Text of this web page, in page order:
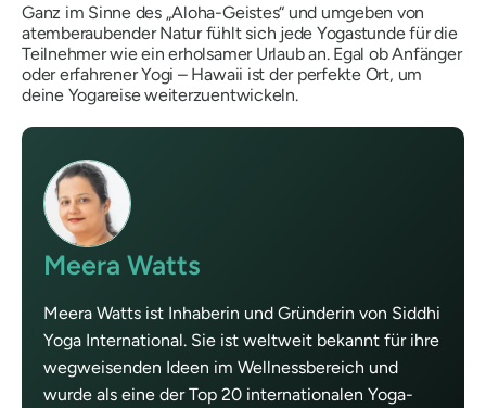
Ganz im Sinne des „Aloha-Geistes“ und umgeben von
atemberaubender Natur fühlt sich jede Yogastunde für die
Teilnehmer wie ein erholsamer Urlaub an. Egal ob Anfänger
oder erfahrener Yogi – Hawaii ist der perfekte Ort, um
deine Yogareise weiterzuentwickeln.
Meera Watts
Meera Watts ist Inhaberin und Gründerin von Siddhi
Yoga International. Sie ist weltweit bekannt für ihre
wegweisenden Ideen im Wellnessbereich und
wurde als eine der Top 20 internationalen Yoga-